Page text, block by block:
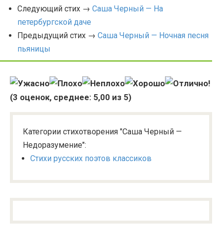
Следующий стих → Саша Черный — На
петербургской даче
Предыдущий стих → Саша Черный — Ночная песня
пьяницы
(3 оценок, среднее: 5,00 из 5)
Категории стихотворения "Саша Черный —
Недоразумение":
Стихи русских поэтов классиков